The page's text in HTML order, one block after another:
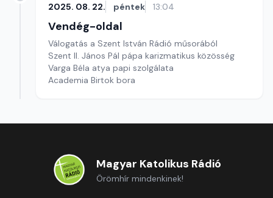
2025. 08. 22. péntek 13:04
Vendég-oldal
Válogatás a Szent István Rádió műsorából
Szent II. János Pál pápa karizmatikus közösség
Varga Béla atya papi szolgálata
Academia Birtok bora
Magyar Katolikus Rádió
Örömhír mindenkinek!